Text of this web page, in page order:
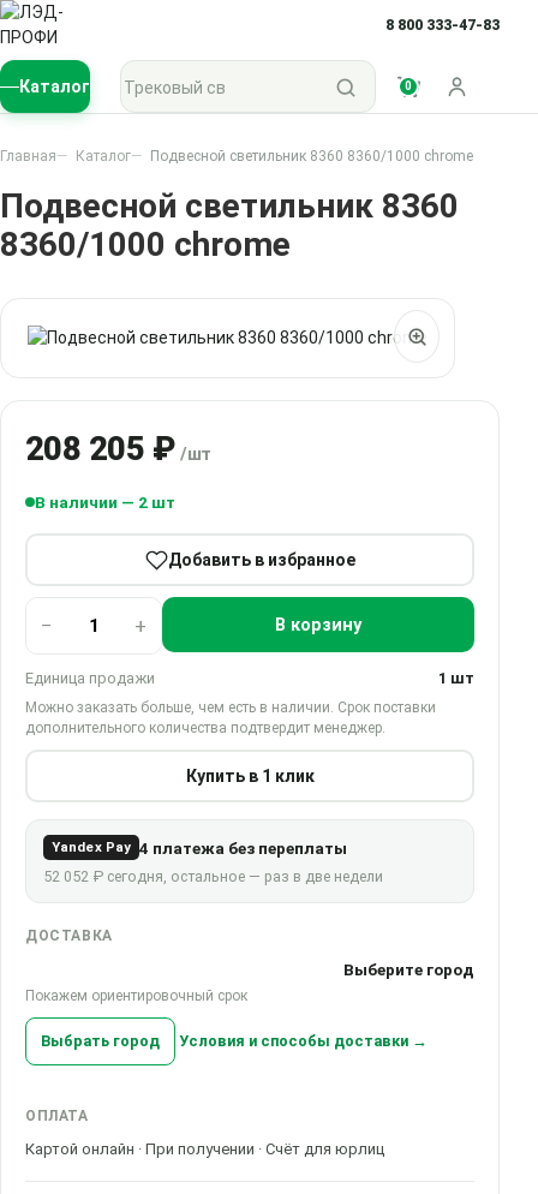
8 800 333-47-83
Каталог
Поиск по каталогу
0
Войти
Главная Каталог Подвесной светильник 8360 8360/1000 chrome
Подвесной светильник 8360
8360/1000 chrome
208 205 ₽ /шт
В наличии — 2 шт
Добавить в избранное
− + В корзину
Единица продажи 1 шт
Можно заказать больше, чем есть в наличии. Срок поставки
дополнительного количества подтвердит менеджер.
Купить в 1 клик
Yandex Pay 4 платежа без переплаты
52 052 ₽ сегодня, остальное — раз в две недели
ДОСТАВКА
Выберите город
Покажем ориентировочный срок
Выбрать город Условия и способы доставки →
ОПЛАТА
Картой онлайн · При получении · Счёт для юрлиц